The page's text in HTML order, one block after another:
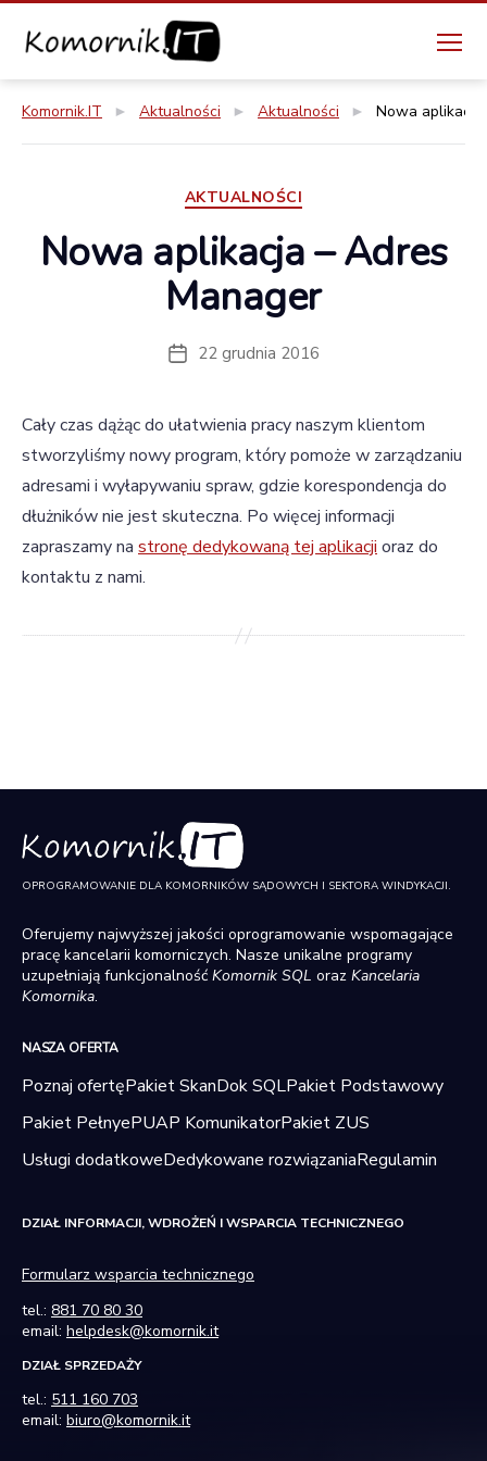
Komornik.IT
Komornik.IT ► Aktualności ► Aktualności ► Nowa aplikacja
Kategorie
AKTUALNOŚCI
Nowa aplikacja – Adres
Manager
Data22 grudnia 2016
Cały czas dążąc do ułatwienia pracy naszym klientom
stworzyliśmy nowy program, który pomoże w zarządzaniu
adresami i wyłapywaniu spraw, gdzie korespondencja do
dłużników nie jest skuteczna. Po więcej informacji
zapraszamy na stronę dedykowaną tej aplikacji oraz do
kontaktu z nami.
OPROGRAMOWANIE DLA KOMORNIKÓW SĄDOWYCH I SEKTORA WINDYKACJI.
Oferujemy najwyższej jakości oprogramowanie wspomagające
pracę kancelarii komorniczych. Nasze unikalne programy
uzupełniają funkcjonalność Komornik SQL oraz Kancelaria
Komornika.
NASZA OFERTA
Poznaj ofertęPakiet SkanDok SQLPakiet Podstawowy
Pakiet PełnyePUAP KomunikatorPakiet ZUS
Usługi dodatkoweDedykowane rozwiązaniaRegulamin
DZIAŁ INFORMACJI, WDROŻEŃ I WSPARCIA TECHNICZNEGO
Formularz wsparcia technicznego
tel.: 881 70 80 30
email: helpdesk@komornik.it
DZIAŁ SPRZEDAŻY
tel.: 511 160 703
email: biuro@komornik.it